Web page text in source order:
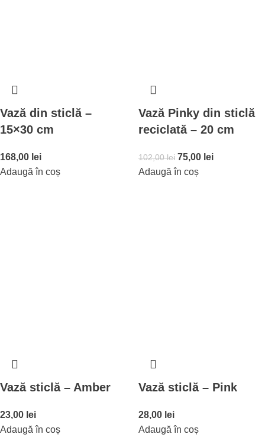
Vază din sticlă –
15×30 cm
168,00 lei
Adaugă în coș
Vază Pinky din sticlă
reciclată – 20 cm
102,00lei 75,00 lei
Adaugă în coș
Vază sticlă – Amber
23,00 lei
Adaugă în coș
Vază sticlă – Pink
28,00 lei
Adaugă în coș